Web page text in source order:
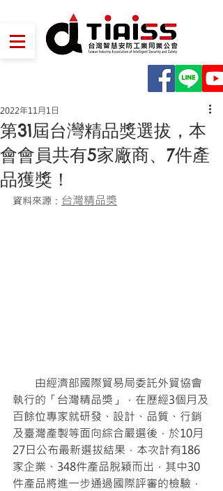
第31屆台灣精品獎選拔，本
會會員共有5家廠商、7件產
品獲獎！
2022年11月1日
資料來源： 台灣精品獎
執行的「台灣精品獎」，在歷經3個月及
百餘位專家就研發、設計、品質、行銷
及臺灣產製等面向綜合嚴選後，於10月
27日公布最新選拔結果，本次計有186
家企業、348件產品脫穎而出，其中30
件產品將進一步通過國際評審的檢驗，